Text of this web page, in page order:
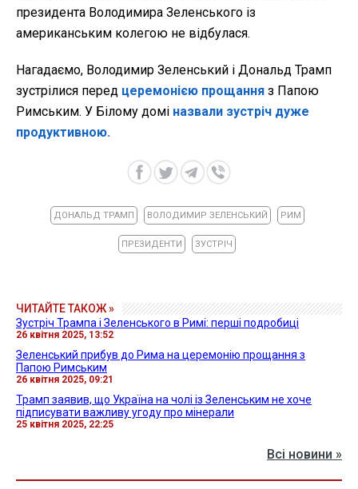
президента Володимира Зеленського із
американським колегою не відбулася.
Нагадаємо, Володимир Зеленський і Дональд Трамп
зустрілися перед церемонією прощання з Папою
Римським. У Білому домі назвали зустріч дуже
продуктивною.
ДОНАЛЬД ТРАМП ВОЛОДИМИР ЗЕЛЕНСЬКИЙ РИМ
ПРЕЗИДЕНТИ ЗУСТРІЧ
ЧИТАЙТЕ ТАКОЖ »
Зустріч Трампа і Зеленського в Римі: перші подробиці
26 квітня 2025, 13:52
Зеленський прибув до Рима на церемонію прощання з
Папою Римським
26 квітня 2025, 09:21
Трамп заявив, що Україна на чолі із Зеленським не хоче
підписувати важливу угоду про мінерали
25 квітня 2025, 22:25
Всі новини »